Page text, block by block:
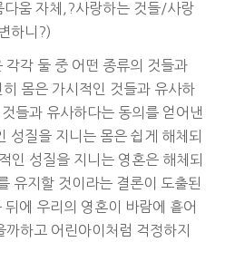
움 자체,?사랑하는 것들/사랑
하니?)
각각 둘 중 어떤 종류의 것들과
몸은 가시적인 것들과 유사하
들과 유사하다는 동의를 얻어낸
성질을 지니는 몸은 쉽게 해체되
인 성질을 지니는 영혼은 해체되
유지할 것이라는 결론이 도출된
에 우리의 영혼이 바람에 흩어
하고 어린아이처럼 걱정하지